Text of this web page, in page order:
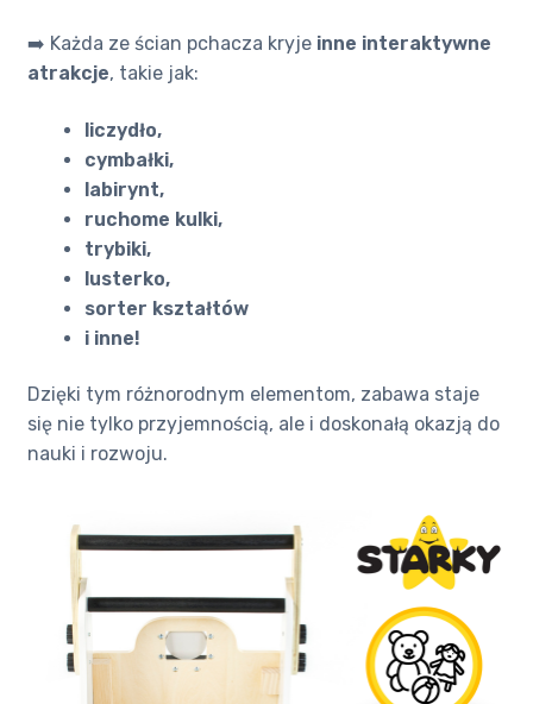
➡️ Każda ze ścian pchacza kryje inne interaktywne
atrakcje, takie jak:
liczydło,
cymbałki,
labirynt,
ruchome kulki,
trybiki,
lusterko,
sorter kształtów
i inne!
Dzięki tym różnorodnym elementom, zabawa staje
się nie tylko przyjemnością, ale i doskonałą okazją do
nauki i rozwoju.